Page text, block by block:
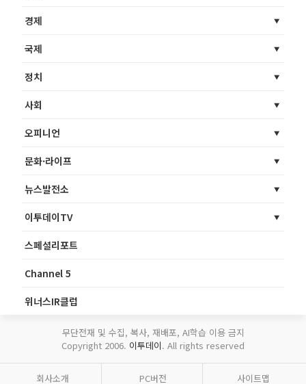
경제
국제
정치
사회
오피니언
문화·라이프
뉴스발전소
이투데이TV
스페셜리포트
Channel 5
위너스IR클럽
무단전재 및 수집, 복사, 재배포, AI학습 이용 금지
Copyright 2006. 이투데이. All rights reserved
회사소개 PC버전 사이트맵